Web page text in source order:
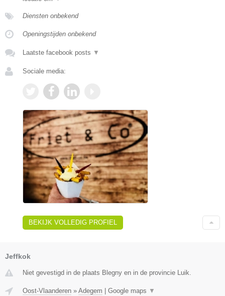
Diensten onbekend
Openingstijden onbekend
Laatste facebook posts ▼
Sociale media:
BEKIJK VOLLEDIG PROFIEL
Jeffkok
Niet gevestigd in de plaats Blegny en in de provincie Luik.
Oost-Vlaanderen » Adegem Google maps ▼